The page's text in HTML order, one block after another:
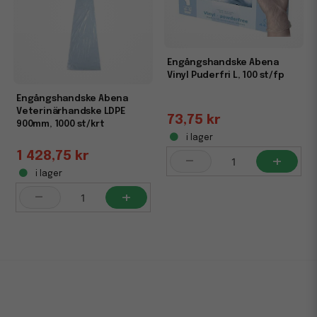
Engångshandske Abena
Veterinärhandske LDPE
900mm, 1000 st/krt
1 428,75 kr
i lager
- +
Engångshandske Abena
Vinyl Puderfri L, 100 st/fp
73,75 kr
i lager
- +